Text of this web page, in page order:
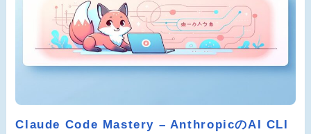
Claude Code Mastery – AnthropicのAI CLI